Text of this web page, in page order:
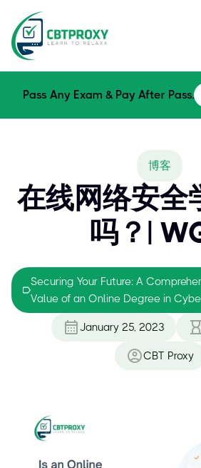
Pass Any Exam & Pay After Pass.
博客
在线网络安全
吗？|
Securing Your Future: A
Value of an Online Degree in
January 25, 2023
CBT Proxy